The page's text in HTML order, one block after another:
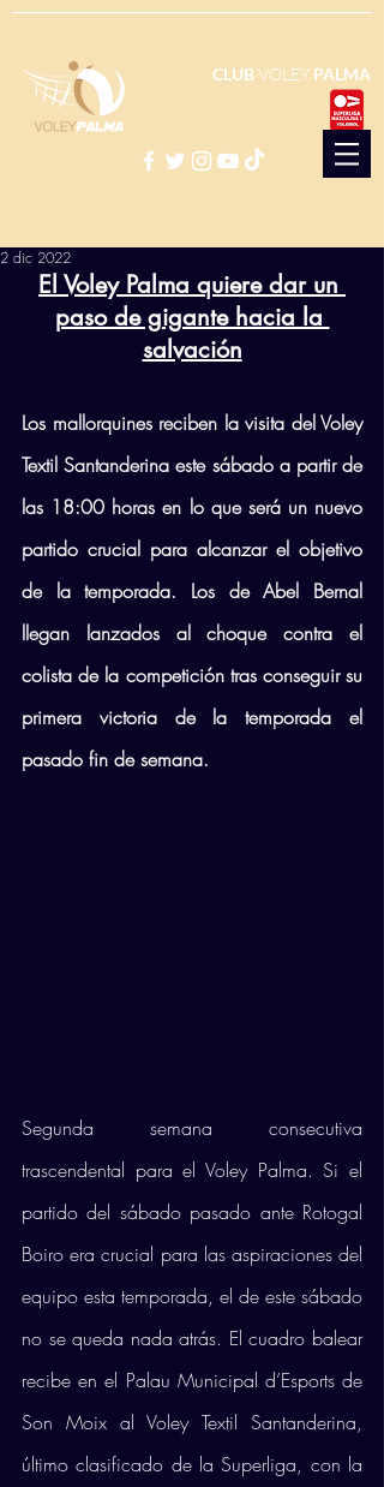
CLUBVOLEY PALMA
2 dic 2022
El Voley Palma quiere dar un
paso de gigante hacia la
salvación
Los mallorquines reciben la visita del Voley
Textil Santanderina este sábado a partir de
las 18:00 horas en lo que será un nuevo
partido crucial para alcanzar el objetivo
de la temporada. Los de Abel Bernal
llegan lanzados al choque contra el
colista de la competición tras conseguir su
primera victoria de la temporada el
pasado fin de semana.
Segunda semana consecutiva
trascendental para el Voley Palma. Si el
partido del sábado pasado ante Rotogal
Boiro era crucial para las aspiraciones del
equipo esta temporada, el de este sábado
no se queda nada atrás. El cuadro balear
recibe en el Palau Municipal d’Esports de
Son Moix al Voley Textil Santanderina,
último clasificado de la Superliga, con la